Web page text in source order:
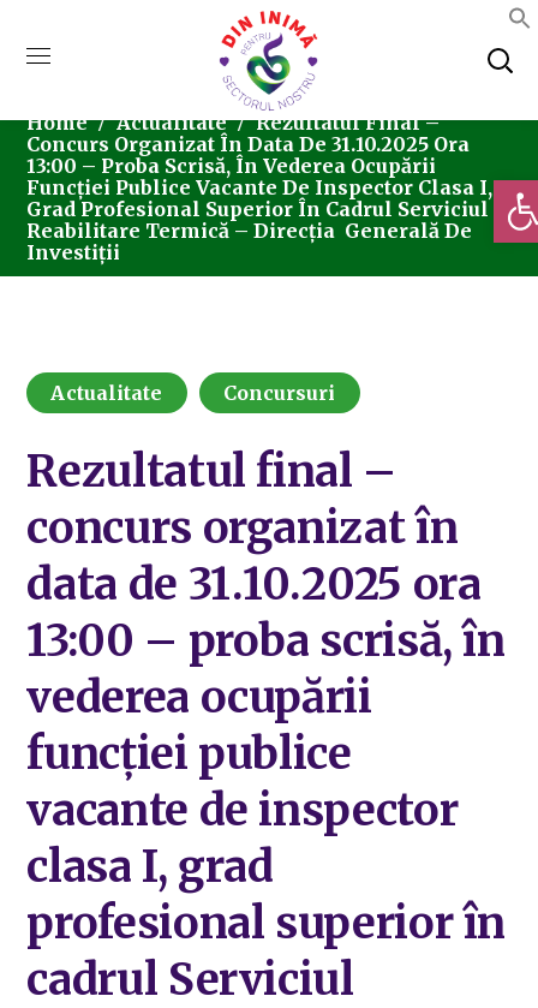
Home Actualitate
Rezultatul Final –
Concurs Organizat În Data De 31.10.2025 Ora
13:00 – Proba Scrisă, În Vederea Ocupării
Funcției Publice Vacante De Inspector Clasa I,
Grad Profesional Superior În Cadrul Serviciul
Reabilitare Termică – Direcția Generală De
Investiții
Actualitate Concursuri
Rezultatul final –
concurs organizat în
data de 31.10.2025 ora
13:00 – proba scrisă, în
vederea ocupării
funcției publice
vacante de inspector
clasa I, grad
profesional superior în
cadrul Serviciul